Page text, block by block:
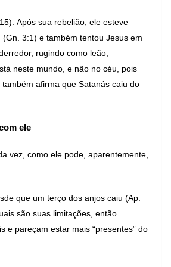
Após sua rebelião, ele esteve
3:1) e também tentou Jesus em
rugindo como leão,
neste mundo, e não no céu, pois
afirma que Satanás caiu do
ele
vez, como ele pode, aparentemente,
que um terço dos anjos caiu (Ap.
são suas limitações, então
e pareçam estar mais “presentes” do